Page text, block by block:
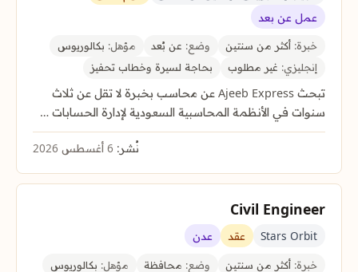
عمل عن بعد
خبرة: أكثر من سنتين وضع: عن بُعد مؤهل: بكالوريوس
إنجليزي: غير مطلوب بحاجة لسيرة وخطاب تحفيز
تبحث Ajeeb Express عن محاسب بخبرة لا تقل عن ثلاث
سنوات في الأنظمة المحاسبية السعودية لإدارة الحسابات …
نُشر:
Civil Engineer
Stars Orbit عقد عدن
خبرة: أكثر من سنتين وضع: محافظة مؤهل: بكالوريوس